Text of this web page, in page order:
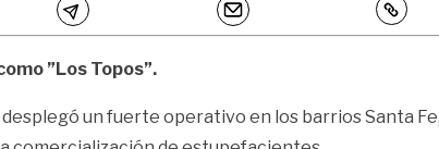
”Los Topos”.
un fuerte operativo en los barrios Santa